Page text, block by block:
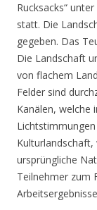
Rucksacks“
statt. Die
gegeben. Das
Die Landschaft
von flachem
Felder sind
Kanälen, welche
ursprüngliche
Teilnehmer zum